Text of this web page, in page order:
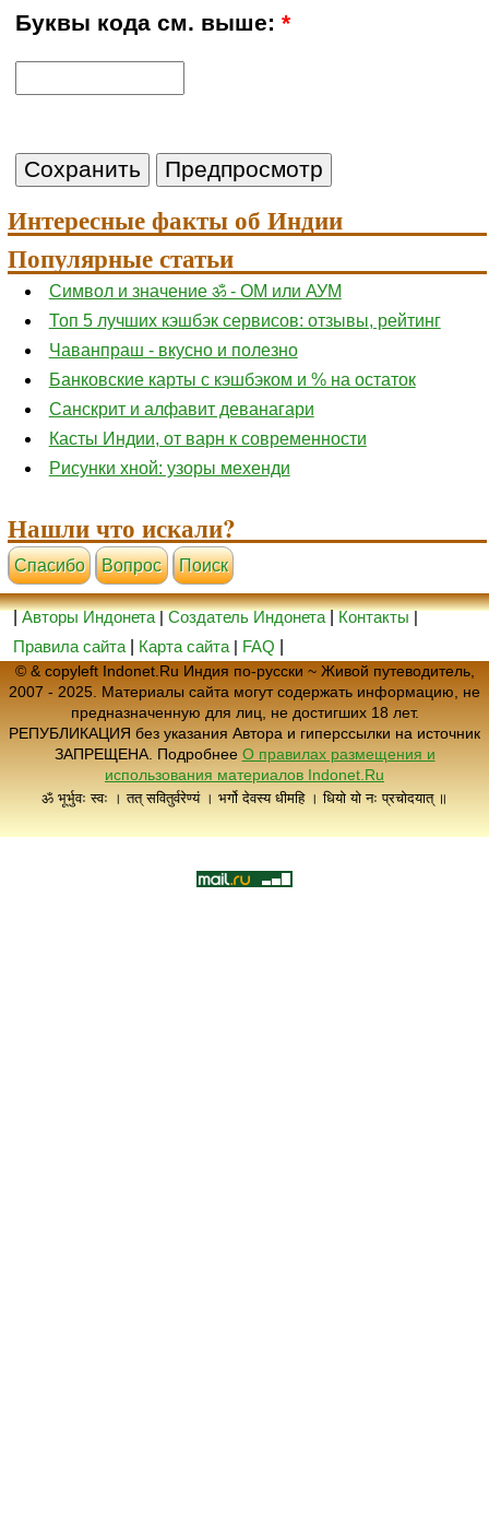
Буквы кода см. выше:*
Интересные факты об Индии
Популярные статьи
Символ и значение ॐ - ОМ или АУМ
Топ 5 лучших кэшбэк сервисов: отзывы, рейтинг
Чаванпраш - вкусно и полезно
Банковские карты с кэшбэком и % на остаток
Санскрит и алфавит деванагари
Касты Индии, от варн к современности
Рисунки хной: узоры мехенди
Нашли что искали?
Cпасибо Вопрос Поиск
|Авторы Индонета|Создатель Индонета|Контакты|
Правила сайта
Карта сайта | FAQ
© & copyleft Indonet.Ru Индия по-русски ~ Живой путеводитель,
2007 - 2025. Материалы сайта могут содержать информацию, не
предназначенную для лиц, не достигших 18 лет.
РЕПУБЛИКАЦИЯ без указания Автора и гиперссылки на источник
ЗАПРЕЩЕНА. Подробнее О правилах размещения и
использования материалов Indonet.Ru
ॐ भूर्भुवः स्वः । तत् सवितुर्वरेण्यं । भर्गो देवस्य धीमहि । धियो यो नः प्रचोदयात् ॥